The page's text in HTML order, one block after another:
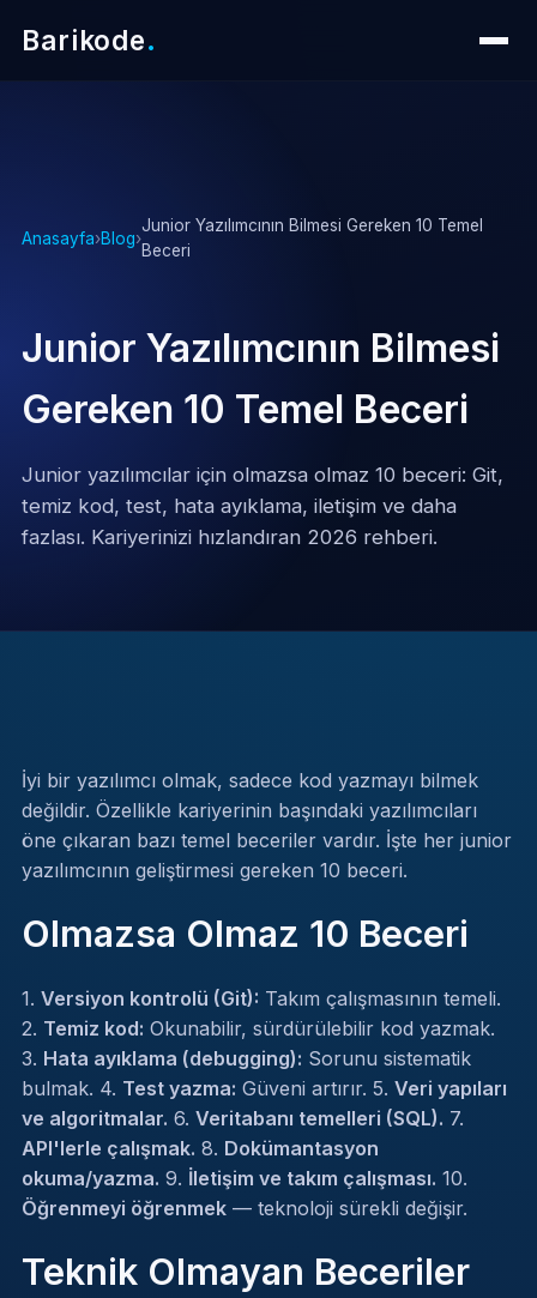
Barikode.
Anasayfa›Blog›
Junior Yazılımcının Bilmesi Gereken 10 Temel
Beceri
Junior Yazılımcının Bilmesi
Gereken 10 Temel Beceri
Junior yazılımcılar için olmazsa olmaz 10 beceri: Git,
temiz kod, test, hata ayıklama, iletişim ve daha
fazlası. Kariyerinizi hızlandıran 2026 rehberi.
İyi bir yazılımcı olmak, sadece kod yazmayı bilmek
değildir. Özellikle kariyerinin başındaki yazılımcıları
öne çıkaran bazı temel beceriler vardır. İşte her junior
yazılımcının geliştirmesi gereken 10 beceri.
Olmazsa Olmaz 10 Beceri
1. Versiyon kontrolü (Git): Takım çalışmasının temeli.
2. Temiz kod: Okunabilir, sürdürülebilir kod yazmak.
3. Hata ayıklama (debugging): Sorunu sistematik
bulmak. 4. Test yazma: Güveni artırır. 5. Veri yapıları
ve algoritmalar. 6. Veritabanı temelleri (SQL). 7.
API'lerle çalışmak. 8. Dokümantasyon
okuma/yazma. 9. İletişim ve takım çalışması. 10.
Öğrenmeyi öğrenmek— teknoloji sürekli değişir.
Teknik Olmayan Beceriler